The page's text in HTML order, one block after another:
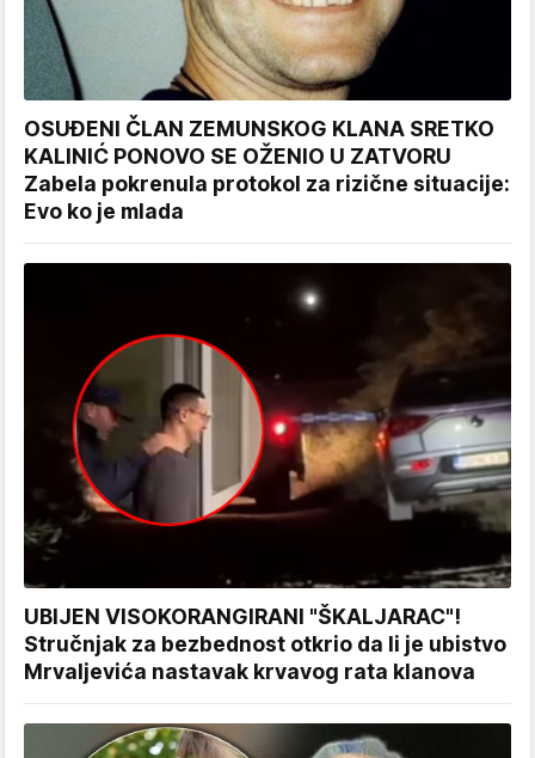
OSUĐENI ČLAN ZEMUNSKOG KLANA SRETKO
KALINIĆ PONOVO SE OŽENIO U ZATVORU
Zabela pokrenula protokol za rizične situacije:
Evo ko je mlada
UBIJEN VISOKORANGIRANI "ŠKALJARAC"!
Stručnjak za bezbednost otkrio da li je ubistvo
Mrvaljevića nastavak krvavog rata klanova